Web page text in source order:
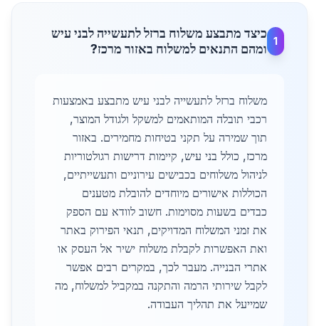
1
כיצד מתבצע משלוח ברזל לתעשייה לבני עיש
ומהם התנאים למשלוח באזור מרכז?
משלוח ברזל לתעשייה לבני עיש מתבצע באמצעות
רכבי תובלה המותאמים למשקל ולגודל המוצר,
תוך שמירה על תקני בטיחות מחמירים. באזור
מרכז, כולל בני עיש, קיימות דרישות רגולטוריות
לניהול משלוחים בכבישים עירוניים ותעשייתיים,
הכוללות אישורים מיוחדים להובלת מטענים
כבדים בשעות מסוימות. חשוב לוודא עם הספק
את זמני המשלוח המדויקים, תנאי הפירוק באתר
ואת האפשרות לקבלת משלוח ישיר אל העסק או
אתרי הבנייה. מעבר לכך, במקרים רבים אפשר
לקבל שירותי הרמה והתקנה במקביל למשלוח, מה
שמייעל את תהליך העבודה.